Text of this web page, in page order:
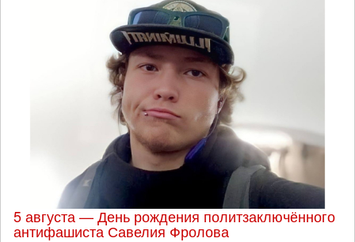
5 августа — День рождения политзаключённого
антифашиста Савелия Фролова